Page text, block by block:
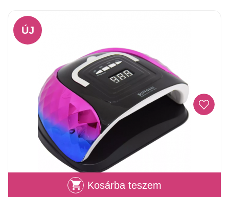
ÚJ
Kosárba teszem